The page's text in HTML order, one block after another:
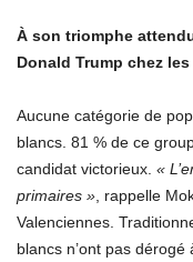
À son triomphe
Donald Trump chez
Aucune catégorie de
blancs. 81 % de ce
candidat victorieux. «
primaires », rappelle
Valenciennes.
blancs n’ont pas